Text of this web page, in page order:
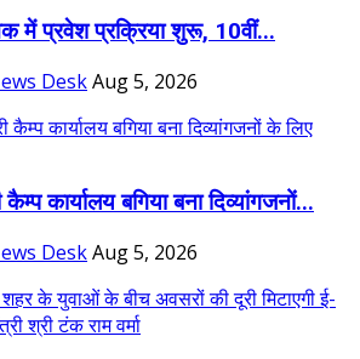
में प्रवेश प्रक्रिया शुरू, 10वीं...
DeskAug 5, 2026
कार्यालय बगिया बना दिव्यांगजनों...
DeskAug 5, 2026